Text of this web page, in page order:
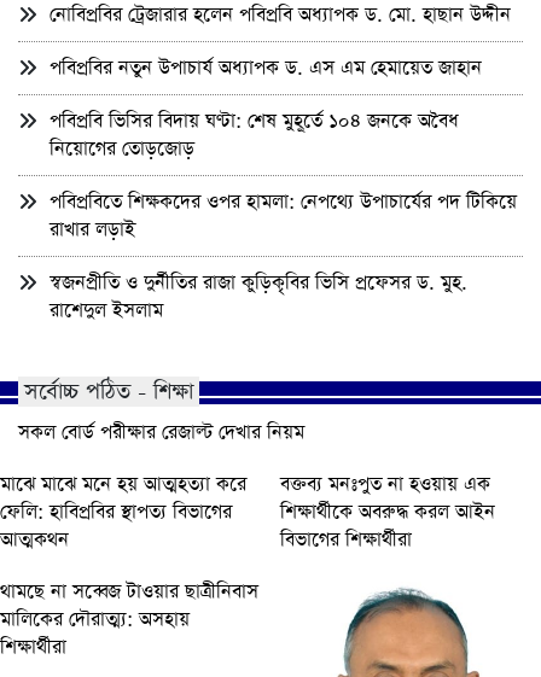
নোবিপ্রবির ট্রেজারার হলেন পবিপ্রবি অধ্যাপক ড. মো. হাছান উদ্দীন
পবিপ্রবির নতুন উপাচার্য অধ্যাপক ড. এস এম হেমায়েত জাহান
পবিপ্রবি ভিসির বিদায় ঘণ্টা: শেষ মুহূর্তে ১০৪ জনকে অবৈধ
নিয়োগের তোড়জোড়
পবিপ্রবিতে শিক্ষকদের ওপর হামলা: নেপথ্যে উপাচার্যের পদ টিকিয়ে
রাখার লড়াই
স্বজনপ্রীতি ও দুর্নীতির রাজা কুড়িকৃবির ভিসি প্রফেসর ড. মুহ.
রাশেদুল ইসলাম
সর্বোচ্চ পঠিত - শিক্ষা
সকল বোর্ড পরীক্ষার রেজাল্ট দেখার নিয়ম
মাঝে মাঝে মনে হয় আত্মহত্যা করে
ফেলি: হাবিপ্রবির স্থাপত্য বিভাগের
আত্মকথন
বক্তব্য মনঃপুত না হওয়ায় এক
শিক্ষার্থীকে অবরুদ্ধ করল আইন
বিভাগের শিক্ষার্থীরা
থামছে না সব্বেজ টাওয়ার ছাত্রীনিবাস
মালিকের দৌরাত্ম্য: অসহায়
শিক্ষার্থীরা